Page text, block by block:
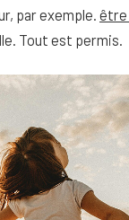
par exemple. être
Tout est permis.